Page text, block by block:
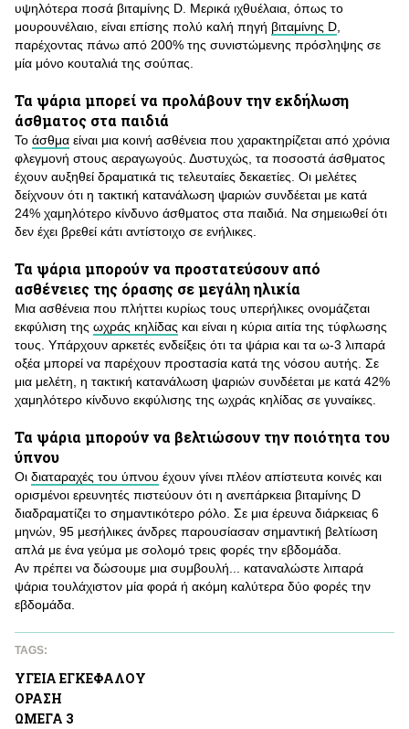
υψηλότερα ποσά βιταμίνης D. Μερικά ιχθυέλαια, όπως το
μουρουνέλαιο, είναι επίσης πολύ καλή πηγή βιταμίνης D
παρέχοντας πάνω από 200% της συνιστώμενης πρόσληψης σε
μία μόνο κουταλιά της σούπας.
Τα ψάρια μπορεί να προλάβουν την εκδήλωση
άσθματος στα παιδιά
Το άσθμα είναι μια κοινή ασθένεια που χαρακτηρίζεται από χρόνια
φλεγμονή στους αεραγωγούς. Δυστυχώς, τα ποσοστά άσθματος
έχουν αυξηθεί δραματικά τις τελευταίες δεκαετίες. Οι μελέτες
δείχνουν ότι η τακτική κατανάλωση ψαριών συνδέεται με κατά
24% χαμηλότερο κίνδυνο άσθματος στα παιδιά. Να σημειωθεί ότι
δεν έχει βρεθεί κάτι αντίστοιχο σε ενήλικες.
Τα ψάρια μπορούν να προστατεύσουν από
ασθένειες της όρασης σε μεγάλη ηλικία
Μια ασθένεια που πλήττει κυρίως τους υπερήλικες ονομάζεται
εκφύλιση της ωχράς κηλίδας και είναι η κύρια αιτία της τύφλωσης
τους. Υπάρχουν αρκετές ενδείξεις ότι τα ψάρια και τα ω-3 λιπαρά
οξέα μπορεί να παρέχουν προστασία κατά της νόσου αυτής. Σε
μια μελέτη, η τακτική κατανάλωση ψαριών συνδέεται με κατά 42%
χαμηλότερο κίνδυνο εκφύλισης της ωχράς κηλίδας σε γυναίκες.
Τα ψάρια μπορούν να βελτιώσουν την ποιότητα του
ύπνου
Οι διαταραχές του ύπνου έχουν γίνει πλέον απίστευτα κοινές και
ορισμένοι ερευνητές πιστεύουν ότι η ανεπάρκεια βιταμίνης D
διαδραματίζει το σημαντικότερο ρόλο. Σε μια έρευνα διάρκειας 6
μηνών, 95 μεσήλικες άνδρες παρουσίασαν σημαντική βελτίωση
απλά με ένα γεύμα με σολομό τρεις φορές την εβδομάδα.
Αν πρέπει να δώσουμε μια συμβουλή... καταναλώστε λιπαρά
ψάρια τουλάχιστον μία φορά ή ακόμη καλύτερα δύο φορές την
εβδομάδα.
TAGS:
ΥΓΕΙΑ ΕΓΚΕΦAΛΟΥ
ΟΡΑΣΗ
ΩΜΕΓΑ 3